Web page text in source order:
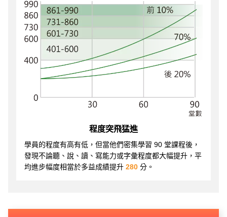
程度突飛猛進
學員的程度有高有低，但當他們密集學習 90 堂課程後，
發現不論聽、說、讀、寫能力或字彙程度都大幅提升，平
均進步幅度相當於多益成績提升 280 分。